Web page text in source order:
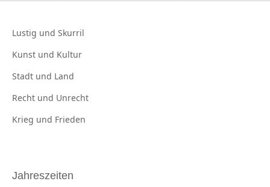
Lustig und Skurril
Kunst und Kultur
Stadt und Land
Recht und Unrecht
Krieg und Frieden
Jahreszeiten